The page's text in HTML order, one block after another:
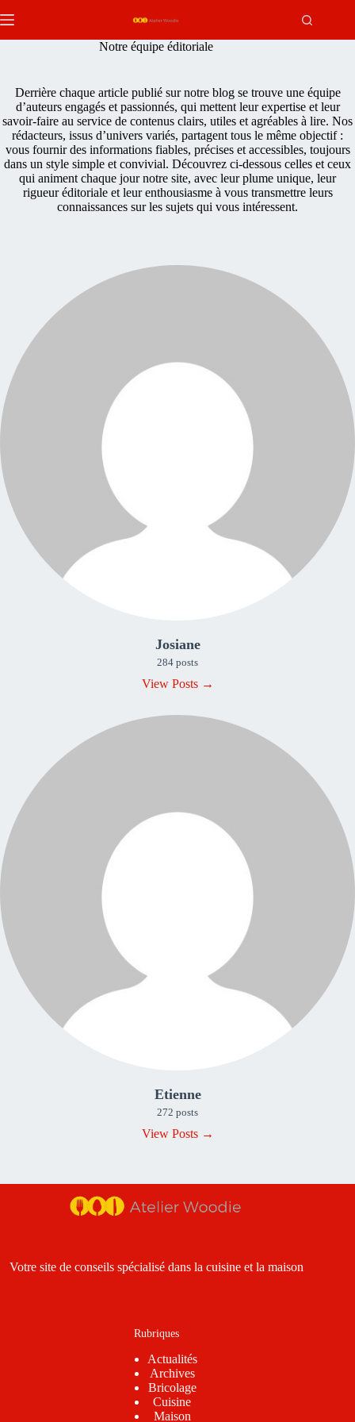
au
Notre équipe éditoriale
Derrière chaque article publié sur notre blog se trouve une équipe
d’auteurs engagés et passionnés, qui mettent leur expertise et leur
savoir-faire au service de contenus clairs, utiles et agréables à lire. Nos
rédacteurs, issus d’univers variés, partagent tous le même objectif :
vous fournir des informations fiables, précises et accessibles, toujours
dans un style simple et convivial. Découvrez ci-dessous celles et ceux
qui animent chaque jour notre site, avec leur plume unique, leur
rigueur éditoriale et leur enthousiasme à vous transmettre leurs
connaissances sur les sujets qui vous intéressent.
Josiane
284 posts
View Posts →
Etienne
272 posts
View Posts →
Votre site de conseils spécialisé dans la cuisine et la maison
Rubriques
Actualités
Archives
Bricolage
Cuisine
Maison